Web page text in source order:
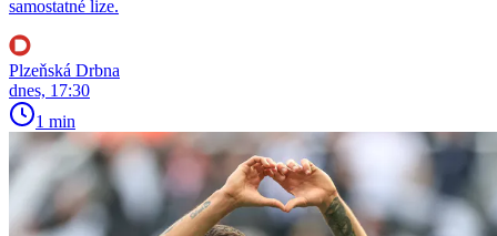
samostatné lize.
Plzeňská Drbna
dnes, 17:30
1 min